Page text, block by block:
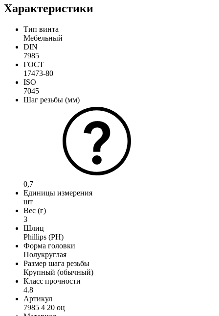
Характеристики
Тип винта
Мебельный
DIN
7985
ГОСТ
17473-80
ISO
7045
Шаг резьбы (мм)
0,7
Единицы измерения
шт
Вес (г)
3
Шлиц
Phillips (PH)
Форма головки
Полукруглая
Размер шага резьбы
Крупный (обычный)
Класс прочности
4.8
Артикул
7985 4 20 оц